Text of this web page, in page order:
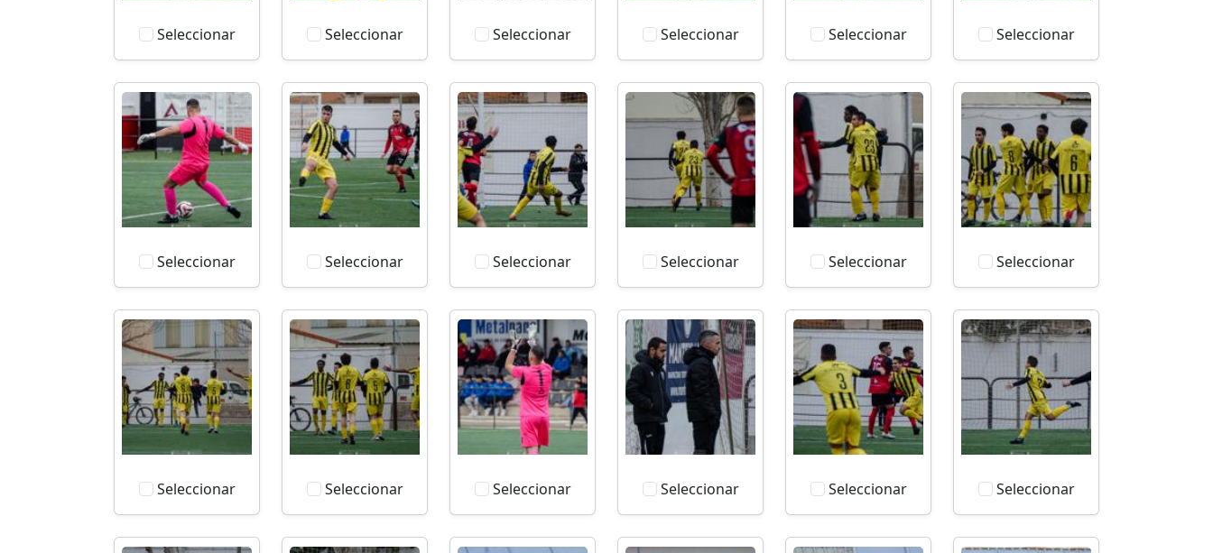
Seleccionar Seleccionar Seleccionar Seleccionar Seleccionar Seleccionar
Seleccionar Seleccionar Seleccionar Seleccionar Seleccionar Seleccionar
Seleccionar Seleccionar Seleccionar Seleccionar Seleccionar Seleccionar